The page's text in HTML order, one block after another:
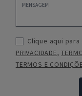
Clique aqui
PRIVACIDADE,
TERMOS E